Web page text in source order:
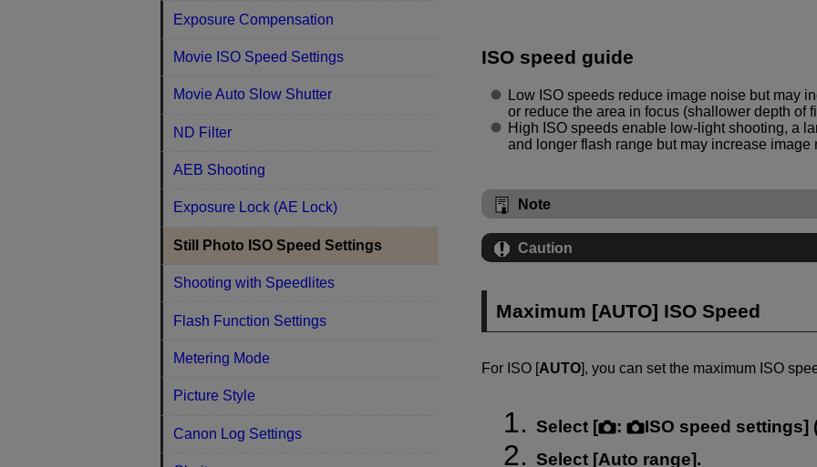
ISO speed guide
Low ISO speeds reduce image noise but may
or reduce the area in focus (shallower depth of
High ISO speeds enable low-light shooting, a
and longer flash range but may increase image
Note
Caution
Maximum [AUTO] ISO Speed
For ISO [AUTO], you can set the maximum ISO
Select [ : ISO speed settings]
Select [Auto range].
Exposure Compensation
Movie ISO Speed Settings
Movie Auto Slow Shutter
ND Filter
AEB Shooting
Exposure Lock (AE Lock)
Still Photo ISO Speed Settings
Shooting with Speedlites
Flash Function Settings
Metering Mode
Picture Style
Canon Log Settings